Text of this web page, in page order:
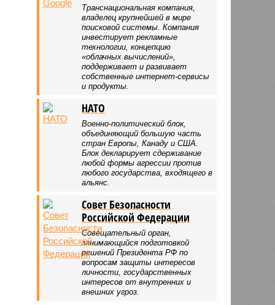
Транснациональная компания,
владелец крупнейшей в мире
поисковой системы. Компания
инвестирует рекламные
технологии, концепцию
«облачных вычислений»,
поддерживает и развивает
собственные интернет-сервисы
и продукты.
НАТО
Военно-политический блок,
объединяющий большую часть
стран Европы, Канаду и США.
Блок декларирует сдерживание
любой формы агрессии против
любого государства, входящего в
альянс.
Совет Безопасности
Российской Федерации
Совещательный орган,
занимающийся подготовкой
решений Президента РФ по
вопросам защиты интересов
личности, государственных
интересов от внутренних и
внешних угроз.